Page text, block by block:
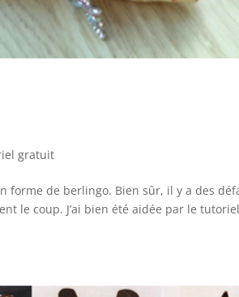
gratuit
forme de berlingo. Bien sûr, il y a des
le coup. J’ai bien été aidée par le